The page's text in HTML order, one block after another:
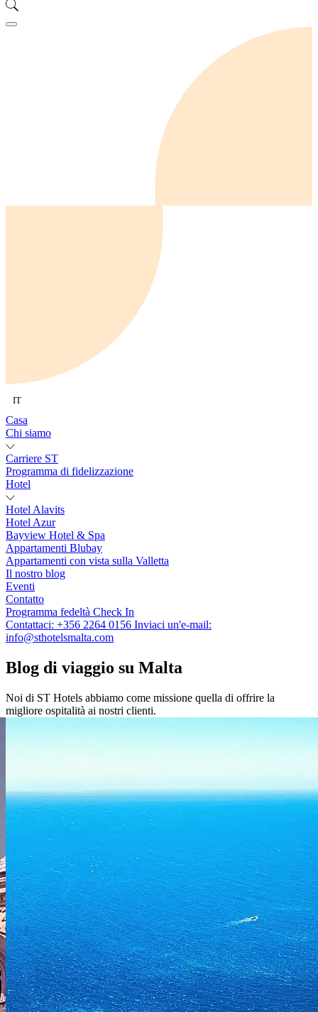
IT
Casa
Chi siamo
Carriere ST
Programma di fidelizzazione
Hotel
Hotel Alavits
Hotel Azur
Bayview Hotel & Spa
Appartamenti Blubay
Appartamenti con vista sulla Valletta
Il nostro blog
Eventi
Contatto
Programma fedeltà Check In
Contattaci: +356 2264 0156 Inviaci un'e-mail:
info@sthotelsmalta.com
Blog di viaggio su Malta
Noi di ST Hotels abbiamo come missione quella di offrire la
migliore ospitalità ai nostri clienti.